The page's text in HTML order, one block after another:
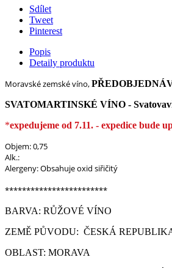
Sdílet
Tweet
Pinterest
Popis
Detaily produktu
Moravské zemské víno,
SVATOMARTINSKÉ VÍNO -
*expedujeme od 7.11. - expedice bude
Objem: 0,75
Alk.:
Alergeny: Obsahuje oxid siřičitý
************************
BARVA: RŮŽOVÉ VÍNO
ZEMĚ PŮVODU: ČESKÁ
OBLAST: MORAVA